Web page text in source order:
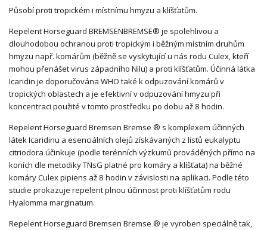
Působí proti tropickém i místnímu hmyzu a klíšťatům.
Repelent Horseguard BREMSENBREMSE® je spolehlivou a
dlouhodobou ochranou proti tropickým i běžným místním druhům
hmyzu např. komárům (běžně se vyskytující u nás rodu Culex, kteří
mohou přenášet virus západního Nilu) a proti klíšťatům. Účinná látka
Icaridin je doporučována WHO také k odpuzování komárů v
tropických oblastech a je efektivní v odpuzování hmyzu při
koncentraci použité v tomto prostředku po dobu až 8 hodin.
Repelent Horseguard Bremsen Bremse ® s komplexem účinných
látek Icaridinu a esenciálních olejů získávaných z listů eukalyptu
citriodora účinkuje (podle terénních výzkumů prováděných přímo na
koních dle metodiky TNsG platné pro komáry a klíšťata) na běžné
komáry Culex pipiens až 8 hodin v závislosti na aplikaci. Podle této
studie prokazuje repelent plnou účinnost proti klíšťatům rodu
Hyalomma marginatum.
Repelent Horseguard Bremsen Bremse ® je vyroben speciálně tak,